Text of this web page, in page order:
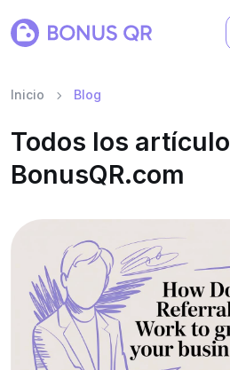
Inicio Blog
Todos los
BonusQR.com